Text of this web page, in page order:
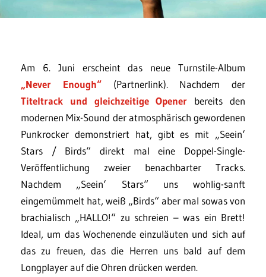
Am 6. Juni erscheint das neue Turnstile-Album
„Never Enough“(Partnerlink). Nachdem der
Titeltrack und gleichzeitige Opener bereits den
modernen Mix-Sound der atmosphärisch gewordenen
Punkrocker demonstriert hat, gibt es mit „Seein‘
Stars / Birds“ direkt mal eine Doppel-Single-
Veröffentlichung zweier benachbarter Tracks.
Nachdem „Seein‘ Stars“ uns wohlig-sanft
eingemümmelt hat, weiß „Birds“ aber mal sowas von
brachialisch „HALLO!“ zu schreien – was ein Brett!
Ideal, um das Wochenende einzuläuten und sich auf
das zu freuen, das die Herren uns bald auf dem
Longplayer auf die Ohren drücken werden.